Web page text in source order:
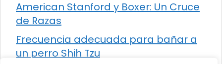
American Stanford y Boxer: Un Cruce
de Razas
Frecuencia adecuada para bañar a
un perro Shih Tzu